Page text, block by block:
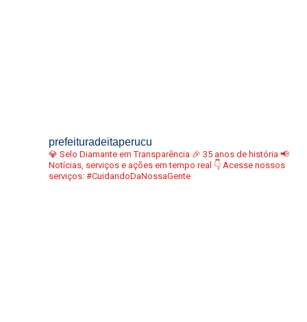
prefeituradeitaperucu
💎 Selo Diamante em Transparência 🎉 35 anos de história 📢
Notícias, serviços e ações em tempo real 👇 Acesse nossos
serviços: #CuidandoDaNossaGente